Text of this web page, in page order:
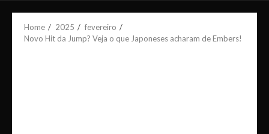
Home 2025
fevereiro
Novo Hit da Jump? Veja o que Japoneses acharam de Embers!